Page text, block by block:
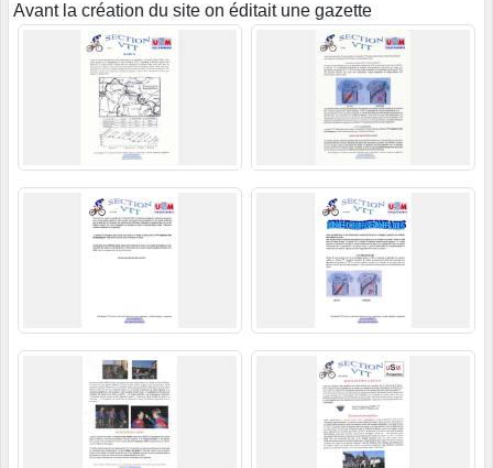
Avant la création du site on éditait une gazette